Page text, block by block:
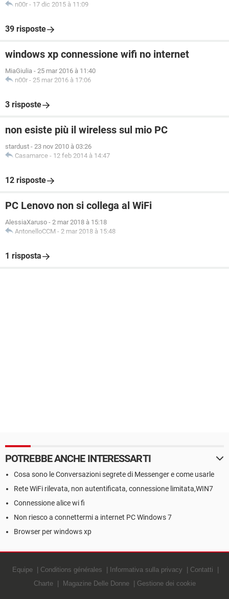
n00r - 17 dic 2015 à 11:09
39 risposte
windows xp connessione wifi no internet
MiaGiulia - 25 mar 2016 à 11:40
n00r - 25 mar 2016 à 17:06
3 risposte
non esiste più il wireless sul mio PC
stardust - 23 nov 2010 à 03:26
Casamarce - 12 feb 2014 à 14:47
12 risposte
PC Lenovo non si collega al WiFi
AlessiaXaruso - 2 mar 2018 à 15:18
AntonelloCCM - 2 mar 2018 à 15:48
1 risposta
POTREBBE ANCHE INTERESSARTI
Cosa sono le Conversazioni segrete di Messenger e come usarle
Rete WiFi rilevata, non autentificata, connessione limitata,WIN7
Connessione alice wi fi
Non riesco a connettermi a internet PC Windows 7
Browser per windows xp
Equipe Conditions générales Informativa sulla privacy
Contatti
Charte
Magazine Delle Donne Gestione dei cookie